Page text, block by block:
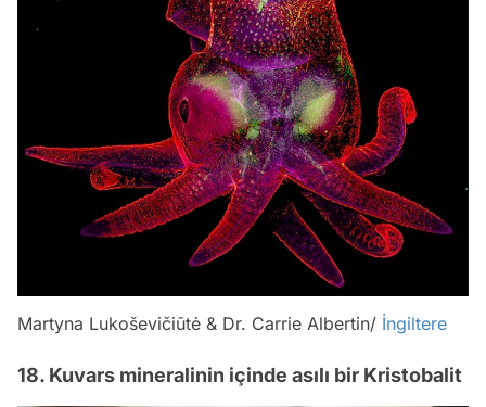
Martyna Lukoševičiūtė & Dr. Carrie Albertin/ İngiltere
18. Kuvars mineralinin içinde asılı bir Kristobalit